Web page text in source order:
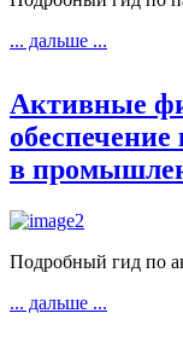
... дальше ...
Активные
обеспечение
в
Подробный гид по
... дальше ...